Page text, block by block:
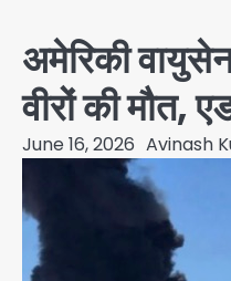
अमेरिकी
वीरों की मौत,
June 16, 2026 Avinash